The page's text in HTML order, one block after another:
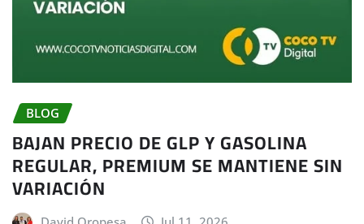
BLOG
BAJAN PRECIO DE GLP Y GASOLINA
REGULAR, PREMIUM SE MANTIENE SIN
VARIACIÓN